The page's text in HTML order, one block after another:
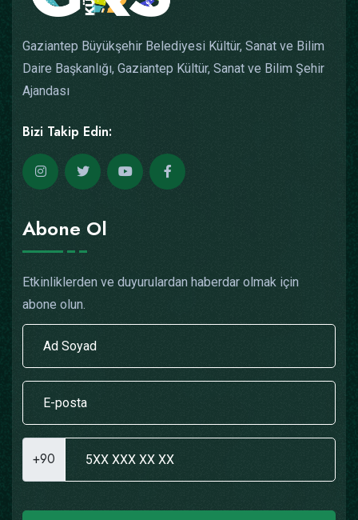
Gaziantep Büyükşehir Belediyesi Kültür, Sanat ve Bilim
Daire Başkanlığı, Gaziantep Kültür, Sanat ve Bilim Şehir
Ajandası
Bizi Takip Edin:
Abone Ol
Etkinliklerden ve duyurulardan haberdar olmak için
abone olun.
+90